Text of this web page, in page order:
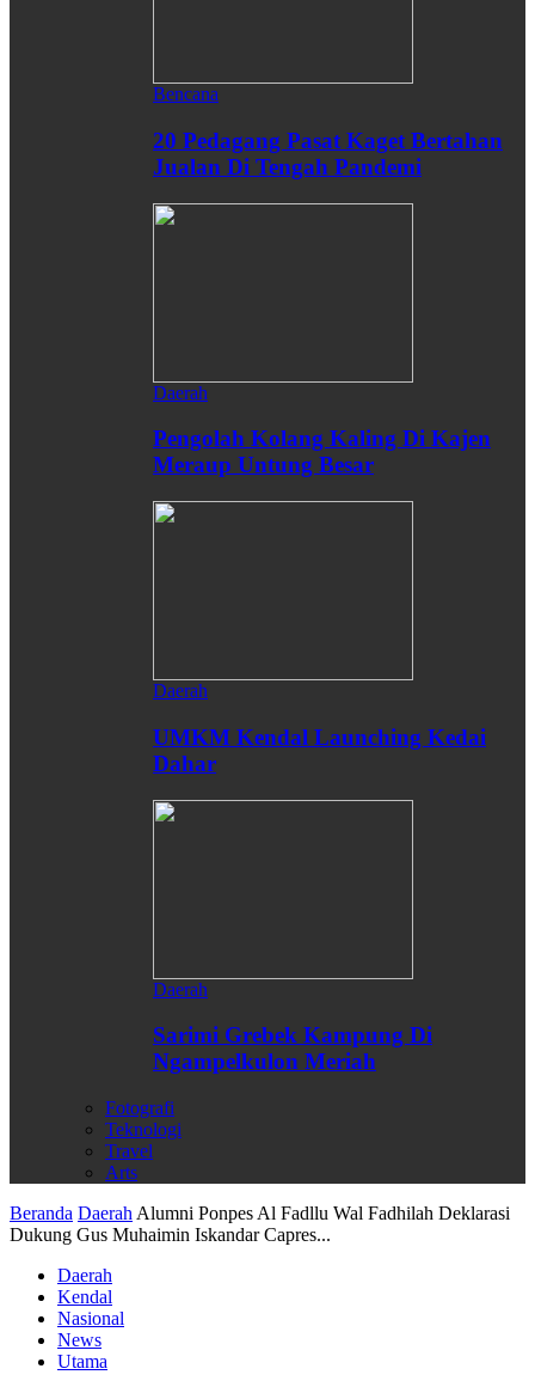
Bencana
20 Pedagang Pasat Kaget Bertahan
Jualan Di Tengah Pandemi
Daerah
Pengolah Kolang Kaling Di Kajen
Meraup Untung Besar
Daerah
UMKM Kendal Launching Kedai
Dahar
Daerah
Sarimi Grebek Kampung Di
Ngampelkulon Meriah
Fotografi
Teknologi
Travel
Arts
Beranda Daerah Alumni Ponpes Al Fadllu Wal Fadhilah Deklarasi
Dukung Gus Muhaimin Iskandar Capres...
Daerah
Kendal
Nasional
News
Utama